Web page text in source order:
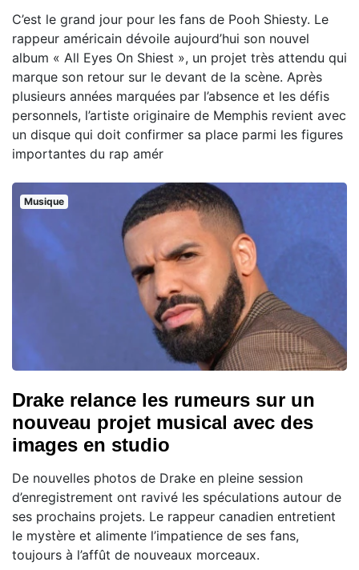
C’est le grand jour pour les fans de Pooh Shiesty. Le
rappeur américain dévoile aujourd’hui son nouvel
album « All Eyes On Shiest », un projet très attendu qui
marque son retour sur le devant de la scène. Après
plusieurs années marquées par l’absence et les défis
personnels, l’artiste originaire de Memphis revient avec
un disque qui doit confirmer sa place parmi les figures
importantes du rap amér
Musique
Drake relance les rumeurs sur un
nouveau projet musical avec des
images en studio
De nouvelles photos de Drake en pleine session
d’enregistrement ont ravivé les spéculations autour de
ses prochains projets. Le rappeur canadien entretient
le mystère et alimente l’impatience de ses fans,
toujours à l’affût de nouveaux morceaux.